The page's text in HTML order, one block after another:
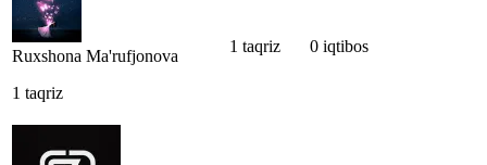
Ruxshona Ma'rufjonova
1 taqriz
1 taqriz 0 iqtibos